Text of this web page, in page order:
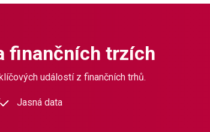
finančních trzích
událostí z finančních trhů.
Jasná data